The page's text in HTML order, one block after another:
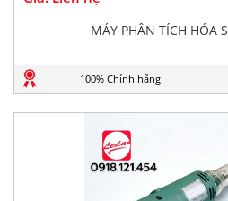
MÁY PHÂN TÍCH HÓA
100% Chính hãng